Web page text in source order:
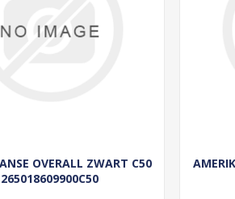
OVERALL ZWART C50
265018609900C50